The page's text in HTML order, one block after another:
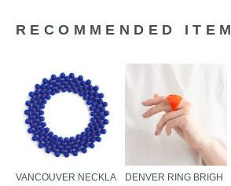
RECOMMENDED ITEM
VANCOUVER NECKLA
DENVER RING BRIGH